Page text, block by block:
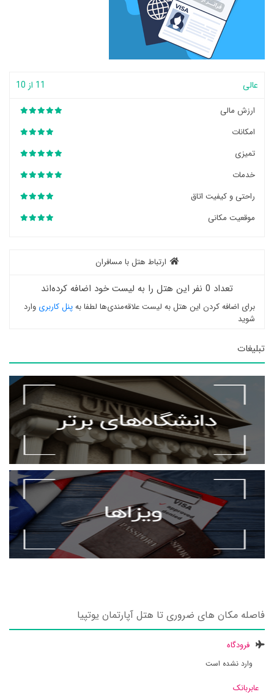
عالی 11 از 10
ارزش مالی
امکانات
تمیزی
خدمات
راحتی و کیفیت اتاق
موقعیت مکانی
ارتباط هتل با مسافران
تعداد 0 نفر این هتل را به لیست خود اضافه کرده‌اند
برای اضافه کردن این هتل به لیست علاقه‌مندی‌ها لطفا بهپنل کاربری وارد
شوید
تبلیغات
فاصله مکان های ضروری تا هتل آپارتمان یوتپیا
فرودگاه
وارد نشده است
عابربانک